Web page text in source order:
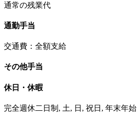
通常の残業代
通勤手当
交通費：全額支給
その他手当
休日・休暇
完全週休二日制, 土, 日, 祝日, 年末年始